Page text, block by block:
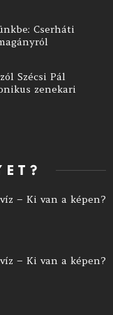
Cserháti
Szécsi Pál
zenekari
– Ki van a képen?
– Ki van a képen?